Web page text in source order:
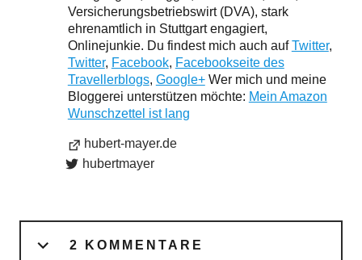
Versicherungsbetriebswirt (DVA), stark
ehrenamtlich in Stuttgart engagiert,
Onlinejunkie. Du findest mich auch aufTwitter,
Twitter, Facebook, Facebookseite des
Travellerblogs, Google+Wer mich und meine
Bloggerei unterstützen möchte: Mein Amazon
Wunschzettel ist lang
hubert-mayer.de
hubertmayer
2 KOMMENTARE